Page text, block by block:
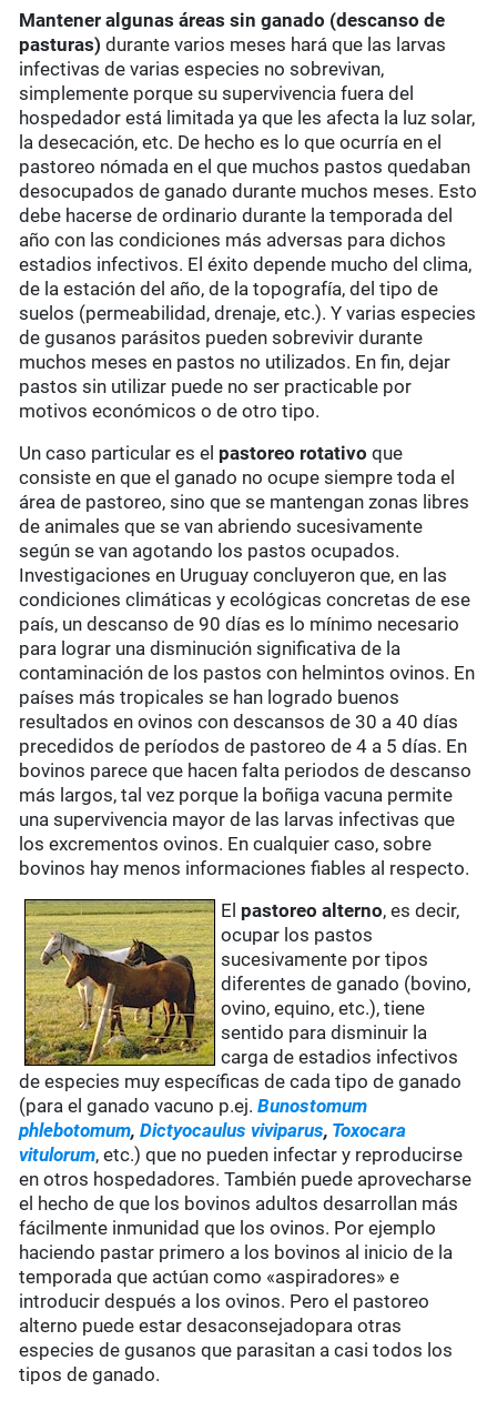
Mantener algunas áreas sin ganado (descanso de
pasturas) durante varios meses hará que las larvas
infectivas de varias especies no sobrevivan,
simplemente porque su supervivencia fuera del
hospedador está limitada ya que les afecta la luz solar,
la desecación, etc. De hecho es lo que ocurría en el
pastoreo nómada en el que muchos pastos quedaban
desocupados de ganado durante muchos meses. Esto
debe hacerse de ordinario durante la temporada del
año con las condiciones más adversas para dichos
estadios infectivos. El éxito depende mucho del clima,
de la estación del año, de la topografía, del tipo de
suelos (permeabilidad, drenaje, etc.). Y varias especies
de gusanos parásitos pueden sobrevivir durante
muchos meses en pastos no utilizados. En fin, dejar
pastos sin utilizar puede no ser practicable por
motivos económicos o de otro tipo.
Un caso particular es el pastoreo rotativo que
consiste en que el ganado no ocupe siempre toda el
área de pastoreo, sino que se mantengan zonas libres
de animales que se van abriendo sucesivamente
según se van agotando los pastos ocupados.
Investigaciones en Uruguay concluyeron que, en las
condiciones climáticas y ecológicas concretas de ese
país, un descanso de 90 días es lo mínimo necesario
para lograr una disminución significativa de la
contaminación de los pastos con helmintos ovinos. En
países más tropicales se han logrado buenos
resultados en ovinos con descansos de 30 a 40 días
precedidos de períodos de pastoreo de 4 a 5 días. En
bovinos parece que hacen falta periodos de descanso
más largos, tal vez porque la boñiga vacuna permite
una supervivencia mayor de las larvas infectivas que
los excrementos ovinos. En cualquier caso, sobre
bovinos hay menos informaciones fiables al respecto.
El pastoreo alterno, es decir,
ocupar los pastos
sucesivamente por tipos
diferentes de ganado (bovino,
ovino, equino, etc.), tiene
sentido para disminuir la
carga de estadios infectivos
de especies muy específicas de cada tipo de ganado
(para el ganado vacuno p.ej.Bunostomum
phlebotomum,Dictyocaulus viviparus, Toxocara
vitulorum, etc.) que no pueden infectar y reproducirse
en otros hospedadores. También puede aprovecharse
el hecho de que los bovinos adultos desarrollan más
fácilmente inmunidad que los ovinos. Por ejemplo
haciendo pastar primero a los bovinos al inicio de la
temporada que actúan como «aspiradores» e
introducir después a los ovinos. Pero el pastoreo
alterno puede estar desaconsejadopara otras
especies de gusanos que parasitan a casi todos los
tipos de ganado.